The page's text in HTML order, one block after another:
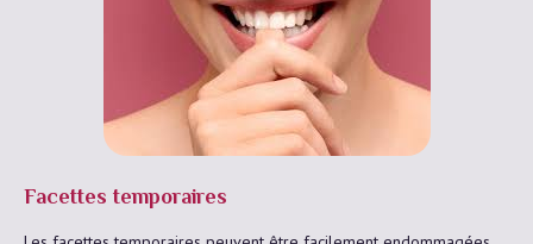
Facettes temporaires